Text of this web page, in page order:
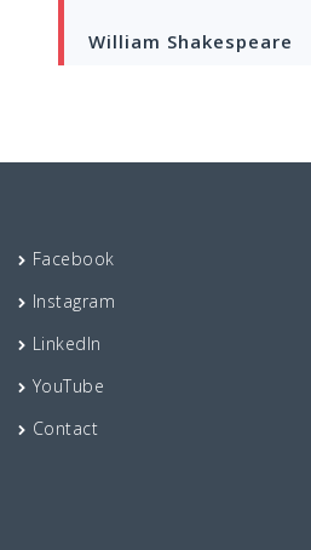
William Shakespeare
Facebook
Instagram
LinkedIn
YouTube
Contact